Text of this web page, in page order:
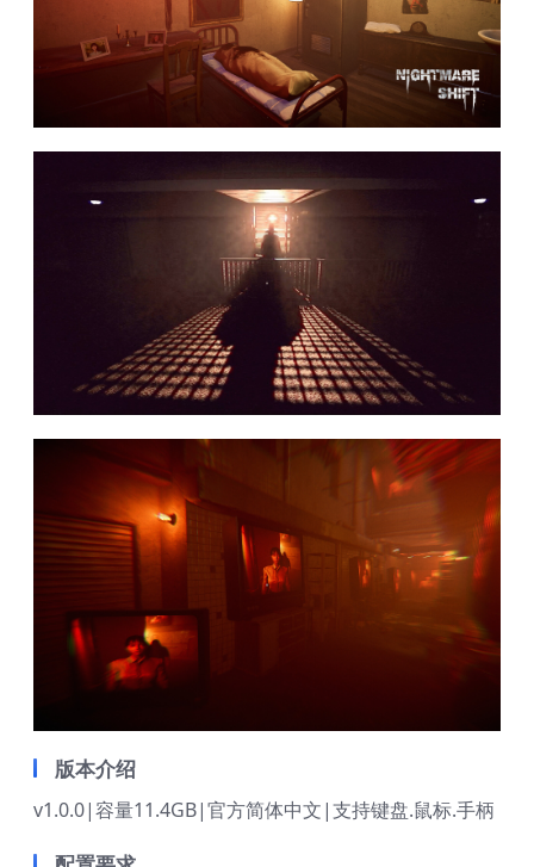
版本介绍
v1.0.0|容量11.4GB|官方简体中文|支持键盘.鼠标.手柄